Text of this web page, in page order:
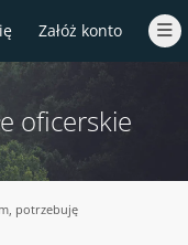
Załóż konto
oficerskie
potrzebuję